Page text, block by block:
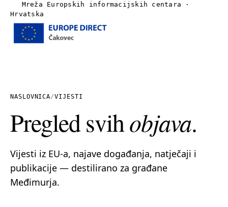
Mreža Europskih informacijskih centara ·
Hrvatska
Vijesti
Linkovi
NASLOVNICA/VIJESTI
Pregled svihobjava.
Vijesti iz EU-a, najave događanja, natječaji i
publikacije — destilirano za građane
Međimurja.